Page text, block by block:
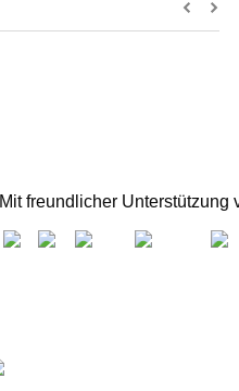
Mit freundlicher Unterstützung